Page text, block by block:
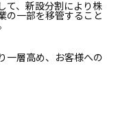
て、新設分割により株
の一部を移管すること
一層高め、お客様への